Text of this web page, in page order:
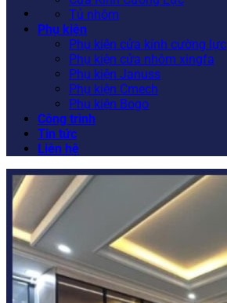
Tủ nhôm
Phụ kiện
Phụ kiện cửa kính cường lực
Phụ kiện cửa nhôm xingfa
Phụ kiện Januss
Phụ kiện Cmech
Phụ kiện Bogo
Công trình
Tin tức
Liên hệ